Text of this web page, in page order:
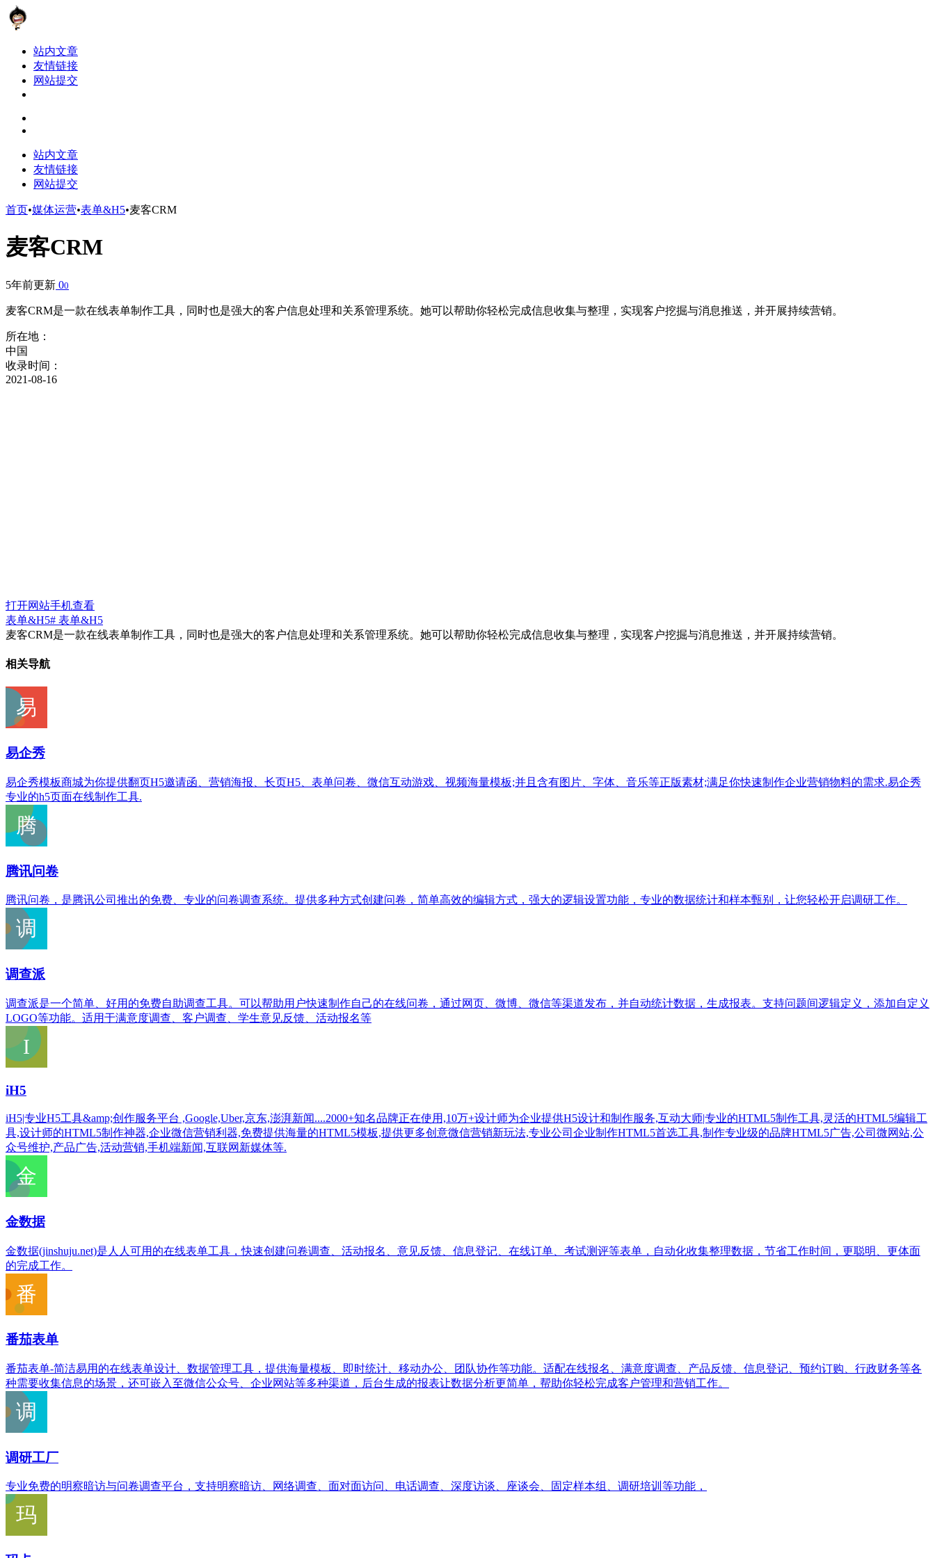
站内文章
友情链接
网站提交
站内文章
友情链接
网站提交
首页•媒体运营•表单&H5•麦客CRM
麦客CRM
5年前更新 00
麦客CRM是一款在线表单制作工具，同时也是强大的客户信息处理和关系管理系统。她可以帮助你轻松完成信息收集与整理，实现客户挖掘与消息推送，并开展持续营销。
所在地：
中国
收录时间：
2021-08-16
打开网站手机查看
表单&H5# 表单&H5
麦客CRM是一款在线表单制作工具，同时也是强大的客户信息处理和关系管理系统。她可以帮助你轻松完成信息收集与整理，实现客户挖掘与消息推送，并开展持续营销。
相关导航
易企秀
易企秀模板商城为你提供翻页H5邀请函、营销海报、长页H5、表单问卷、微信互动游戏、视频海量模板;并且含有图片、字体、音乐等正版素材;满足你快速制作企业营销物料的需求.易企秀
专业的h5页面在线制作工具.
腾讯问卷
腾讯问卷，是腾讯公司推出的免费、专业的问卷调查系统。提供多种方式创建问卷，简单高效的编辑方式，强大的逻辑设置功能，专业的数据统计和样本甄别，让您轻松开启调研工作。
调查派
调查派是一个简单、好用的免费自助调查工具。可以帮助用户快速制作自己的在线问卷，通过网页、微博、微信等渠道发布，并自动统计数据，生成报表。支持问题间逻辑定义，添加自定义
LOGO等功能。适用于满意度调查、客户调查、学生意见反馈、活动报名等
iH5
iH5|专业H5工具&amp;创作服务平台 ,Google,Uber,京东,澎湃新闻....2000+知名品牌正在使用,10万+设计师为企业提供H5设计和制作服务,互动大师|专业的HTML5制作工具,灵活的HTML5编辑工
具,设计师的HTML5制作神器,企业微信营销利器,免费提供海量的HTML5模板,提供更多创意微信营销新玩法,专业公司企业制作HTML5首选工具,制作专业级的品牌HTML5广告,公司微网站,公
众号维护,产品广告,活动营销,手机端新闻,互联网新媒体等.
金数据
金数据(jinshuju.net)是人人可用的在线表单工具，快速创建问卷调查、活动报名、意见反馈、信息登记、在线订单、考试测评等表单，自动化收集整理数据，节省工作时间，更聪明、更体面
的完成工作。
番茄表单
番茄表单-简洁易用的在线表单设计、数据管理工具，提供海量模板、即时统计、移动办公、团队协作等功能。适配在线报名、满意度调查、产品反馈、信息登记、预约订购、行政财务等各
种需要收集信息的场景，还可嵌入至微信公众号、企业网站等多种渠道，后台生成的报表让数据分析更简单，帮助你轻松完成客户管理和营销工作。
调研工厂
专业免费的明察暗访与问卷调查平台，支持明察暗访、网络调查、面对面访问、电话调查、深度访谈、座谈会、固定样本组、调研培训等功能，